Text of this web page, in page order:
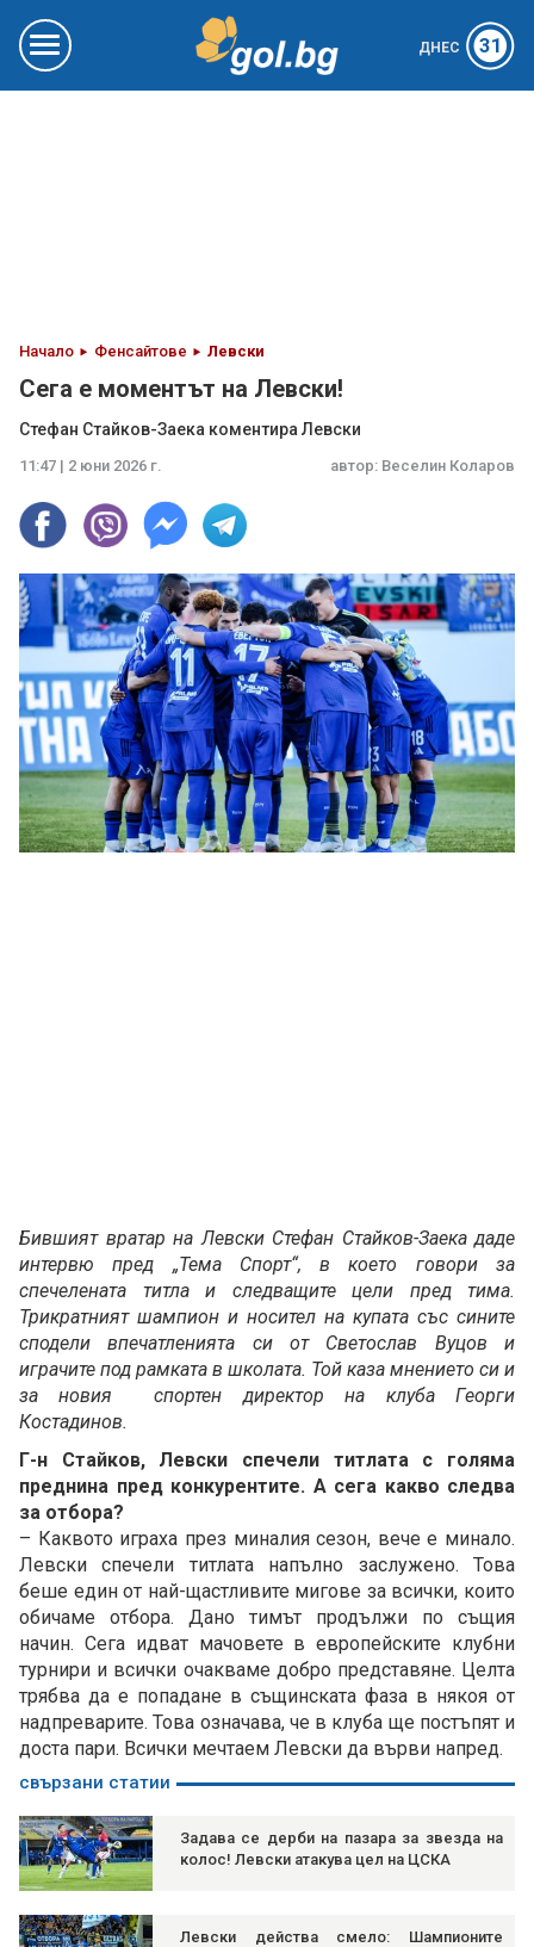
ДНЕС 31
Начало Фенсайтове Левски
Сега е моментът на Левски!
Стефан Стайков-Заека коментира Левски
11:47 | 2 юни 2026 г. автор: Веселин Коларов
Бившият вратар на Левски Стефан Стайков-Заека даде
интервю пред „Тема Спорт“, в което говори за
спечелената титла и следващите цели пред тима.
Трикратният шампион и носител на купата със сините
сподели впечатленията си от Светослав Вуцов и
играчите под рамката в школата. Той каза мнението си и
за новия спортен директор на клуба Георги
Костадинов.
Г-н Стайков, Левски спечели титлата с голяма
преднина пред конкурентите. А сега какво следва
за отбора?
– Каквото играха през миналия сезон, вече е минало.
Левски спечели титлата напълно заслужено. Това
беше един от най-щастливите мигове за всички, които
обичаме отбора. Дано тимът продължи по същия
начин. Сега идват мачовете в европейските клубни
турнири и всички очакваме добро представяне. Целта
трябва да е попадане в същинската фаза в някоя от
надпреварите. Това означава, че в клуба ще постъпят и
доста пари. Всички мечтаем Левски да върви напред.
свързани статии
Задава се дерби на пазара за звезда на
колос! Левски атакува цел на ЦСКА
Левски действа смело: Шампионите